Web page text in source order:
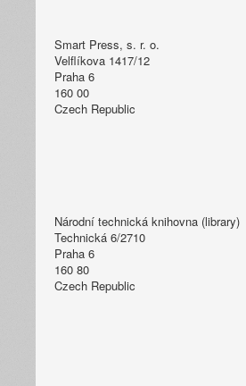
Smart Press, s. r. o.
Velflíkova 1417/12
Praha 6
160 00
Czech Republic
Národní technická knihovna (library)
Technická 6/2710
Praha 6
160 80
Czech Republic